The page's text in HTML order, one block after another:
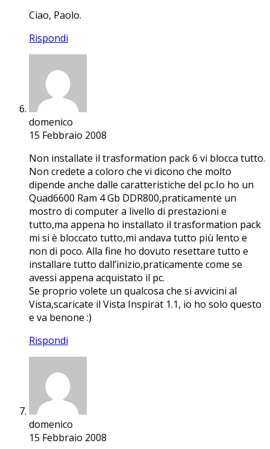
Ciao, Paolo.
Rispondi
domenico
15 Febbraio 2008
Non installate il trasformation pack 6 vi blocca tutto.
Non credete a coloro che vi dicono che molto
dipende anche dalle caratteristiche del pc.Io ho un
Quad6600 Ram 4 Gb DDR800,praticamente un
mostro di computer a livello di prestazioni e
tutto,ma appena ho installato il trasformation pack
mi si è bloccato tutto,mi andava tutto più lento e
non di poco. Alla fine ho dovuto resettare tutto e
installare tutto dall’inizio,praticamente come se
avessi appena acquistato il pc.
Se proprio volete un qualcosa che si avvicini al
Vista,scaricate il Vista Inspirat 1.1, io ho solo questo
e va benone :)
Rispondi
domenico
15 Febbraio 2008